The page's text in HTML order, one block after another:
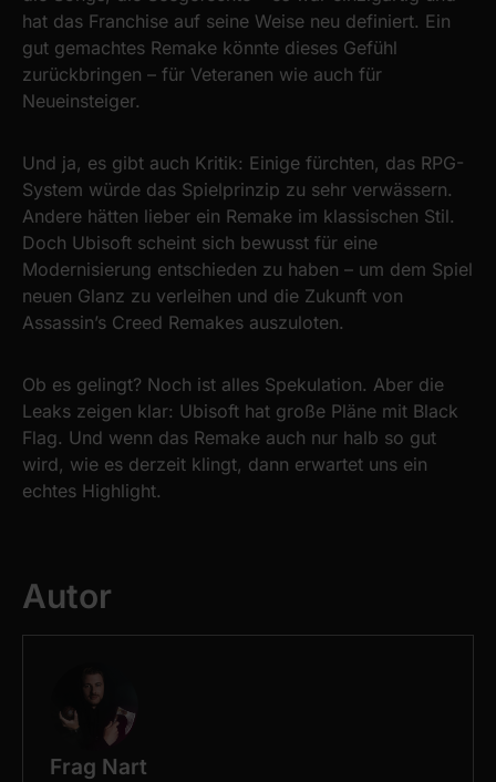
hat das Franchise auf seine Weise neu definiert. Ein
gut gemachtes Remake könnte dieses Gefühl
zurückbringen – für Veteranen wie auch für
Neueinsteiger.
Und ja, es gibt auch Kritik: Einige fürchten, das RPG-
System würde das Spielprinzip zu sehr verwässern.
Andere hätten lieber ein Remake im klassischen Stil.
Doch Ubisoft scheint sich bewusst für eine
Modernisierung entschieden zu haben – um dem Spiel
neuen Glanz zu verleihen und die Zukunft von
Assassin’s Creed Remakes auszuloten.
Ob es gelingt? Noch ist alles Spekulation. Aber die
Leaks zeigen klar: Ubisoft hat große Pläne mit Black
Flag. Und wenn das Remake auch nur halb so gut
wird, wie es derzeit klingt, dann erwartet uns ein
echtes Highlight.
Autor
Frag Nart